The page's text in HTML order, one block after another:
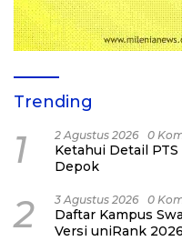
Trending
1 2 Agustus 2026 0
Ketahui Detail
Depok
2 3 Agustus 2026 0
Daftar Kampus
Versi uniRank 2026